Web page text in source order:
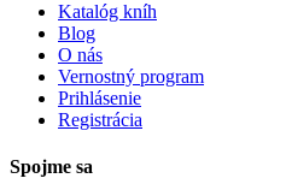
Katalóg kníh
Blog
O nás
Vernostný program
Prihlásenie
Registrácia
Spojme sa